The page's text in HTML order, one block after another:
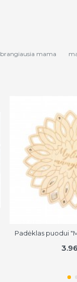
brangiausia mama
Padėklas puodui